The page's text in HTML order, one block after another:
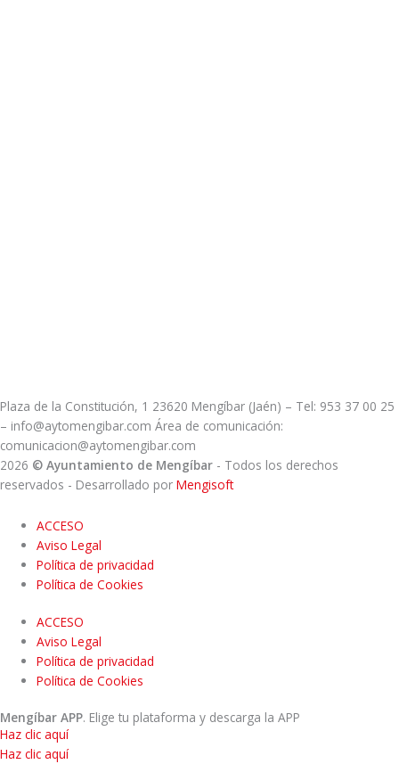
Plaza de la Constitución, 1 23620 Mengíbar (Jaén) – Tel: 953 37 00 25
– info@aytomengibar.com Área de comunicación:
comunicacion@aytomengibar.com
2026 © Ayuntamiento de Mengíbar - Todos los derechos
reservados - Desarrollado por Mengisoft
ACCESO
Aviso Legal
Política de privacidad
Política de Cookies
ACCESO
Aviso Legal
Política de privacidad
Política de Cookies
Mengíbar APP. Elige tu plataforma y descarga la APP
Haz clic aquí
Haz clic aquí